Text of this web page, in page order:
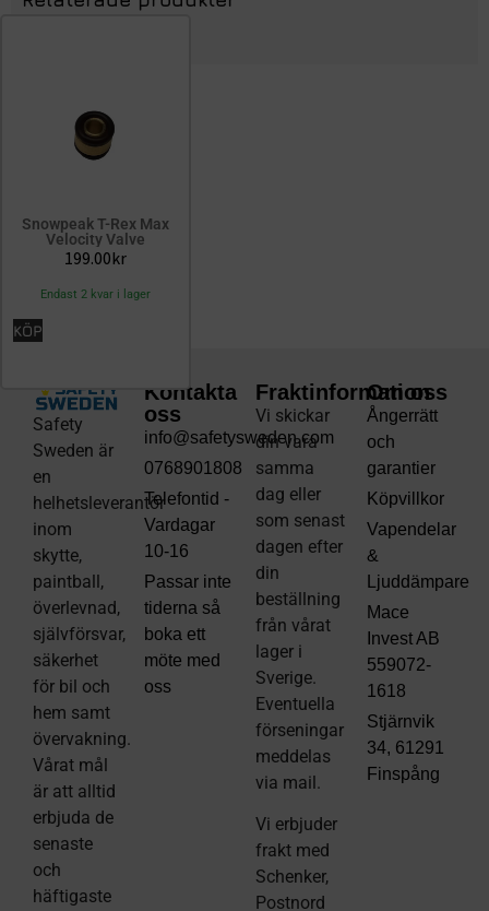
Snowpeak T-Rex Max
Velocity Valve
199.00kr
Endast 2 kvar i lager
KÖP
Safety
Sweden är
en
helhetsleverantör
inom
skytte,
paintball,
överlevnad,
självförsvar,
säkerhet
för bil och
hem samt
övervakning.
Vårat mål
är att alltid
erbjuda de
senaste
och
häftigaste
Kontakta
oss
info@safetysweden.com
0768901808
Telefontid -
Vardagar
10-16
Passar inte
tiderna så
boka ett
möte med
oss
Fraktinformation
Vi skickar
din vara
samma
dag eller
som senast
dagen efter
din
beställning
från vårat
lager i
Sverige.
Eventuella
förseningar
meddelas
via mail.
Vi erbjuder
frakt med
Schenker,
Postnord
Om oss
Ångerrätt
och
garantier
Köpvillkor
Vapendelar
&
Ljuddämpare
Mace
Invest AB
559072-
1618
Stjärnvik
34, 61291
Finspång